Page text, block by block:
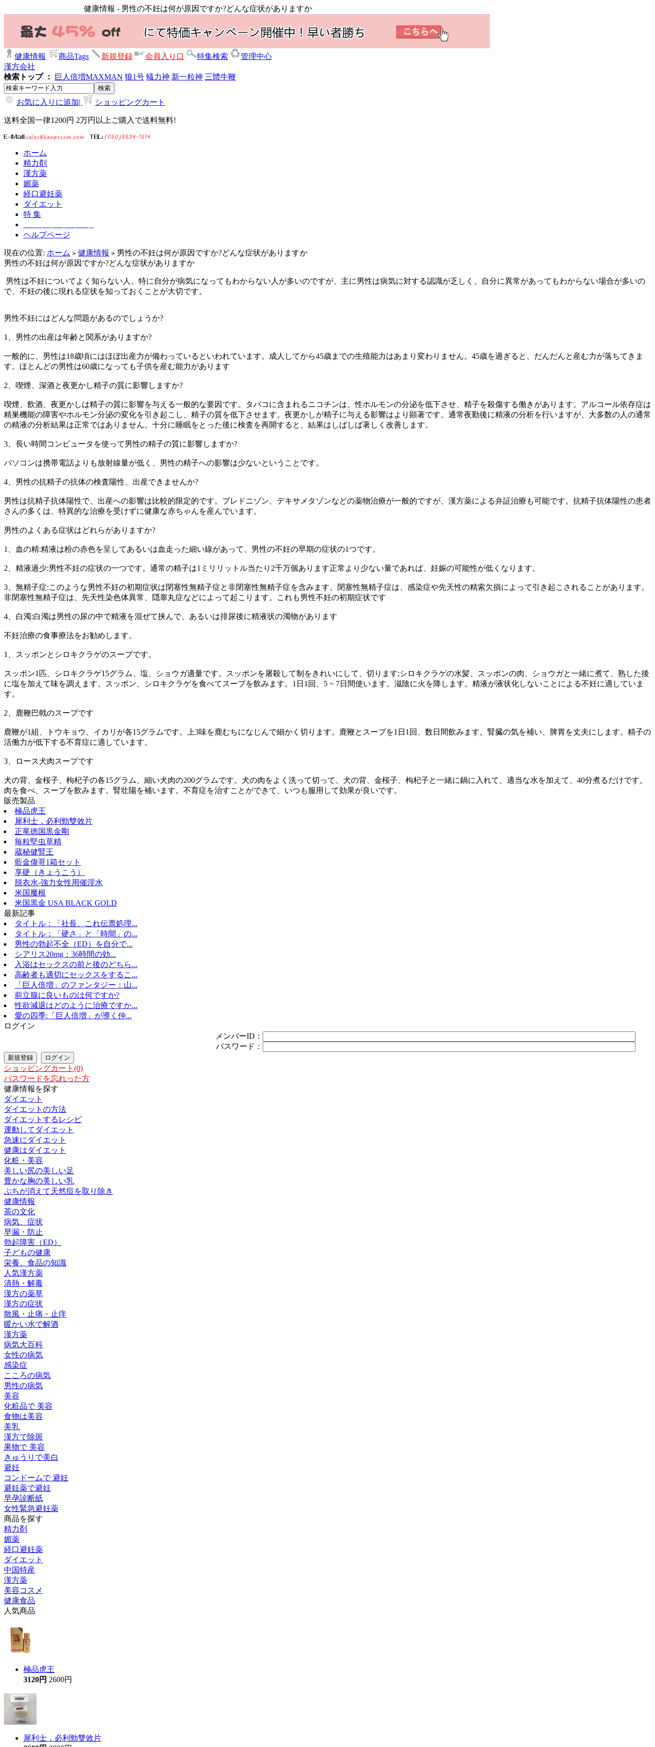
健康情報 - 男性の不妊は何が原因ですか?どんな症状がありますか
健康情報 商品Tags 新規登録 会員入り口 特集検索
管理中心
漢方会社
検索トップ ：
巨人倍増MAXMAN 狼1号 蟻力神 新一粒神 三體牛鞭
お気に入りに追加| ショッピングカート
送料全国一律1200円 2万円以上ご購入で送料無料!
ホーム
精力剤
漢方薬
媚薬
経口避妊薬
ダイエット
特 集
ヘルプページ
現在の位置: ホーム > 健康情報 > 男性の不妊は何が原因ですか?どんな症状がありますか
男性の不妊は何が原因ですか?どんな症状がありますか
男性は不妊についてよく知らない人、特に自分が病気になってもわからない人が多いのですが、主に男性は病気に対する認識が乏しく、自分に異常があってもわからない場合が多いの
で、不妊の後に現れる症状を知っておくことが大切です。
男性不妊にはどんな問題があるのでしょうか?
1、男性の出産は年齢と関系がありますか?
一般的に、男性は18歳頃にはほぼ出産力が備わっているといわれています。成人してから45歳までの生殖能力はあまり変わりません。45歳を過ぎると、だんだんと産む力が落ちてきま
す。ほとんどの男性は60歳になっても子供を産む能力があります
2、喫煙、深酒と夜更かし精子の質に影響しますか?
喫煙、飲酒、夜更かしは精子の質に影響を与える一般的な要因です。タバコに含まれるニコチンは、性ホルモンの分泌を低下させ、精子を殺傷する働きがあります。アルコール依存症は
精巣機能の障害やホルモン分泌の変化を引き起こし、精子の質を低下させます。夜更かしが精子に与える影響はより顕著です。通常夜勤後に精液の分析を行いますが、大多数の人の通常
の精液の分析結果は正常ではありません。十分に睡眠をとった後に検査を再開すると、結果はしばしば著しく改善します。
3、長い時間コンピュータを使って男性の精子の質に影響しますか?
パソコンは携帯電話よりも放射線量が低く、男性の精子への影響は少ないということです。
4、男性の抗精子の抗体の検査陽性、出産できませんか?
男性は抗精子抗体陽性で、出産への影響は比較的限定的です。プレドニゾン、デキサメタゾンなどの薬物治療が一般的ですが、漢方薬による弁証治療も可能です。抗精子抗体陽性の患者
さんの多くは、特異的な治療を受けずに健康な赤ちゃんを産んでいます。
男性のよくある症状はどれらがありますか?
1、血の精:精液は粉の赤色を呈してあるいは血走った細い線があって、男性の不妊の早期の症状の1つです。
2、精液過少:男性不妊の症状の一つです。通常の精子は1ミリリットル当たり2千万個あります正常より少ない量であれば、妊娠の可能性が低くなります。
3、無精子症:このような男性不妊の初期症状は閉塞性無精子症と非閉塞性無精子症を含みます。閉塞性無精子症は、感染症や先天性の精索欠損によって引き起こされることがあります。
非閉塞性無精子症は、先天性染色体異常、隠睾丸症などによって起こります。これも男性不妊の初期症状です
4、白濁:白濁は男性の尿の中で精液を混ぜて挟んで、あるいは排尿後に精液状の濁物があります
不妊治療の食事療法をお勧めします。
1、スッポンとシロキクラゲのスープです。
スッポン1匹、シロキクラゲ15グラム、塩、ショウガ適量です。スッポンを屠殺して制をきれいにして、切ります;シロキクラゲの水髪、スッポンの肉、ショウガと一緒に煮て、熟した後
に塩を加えて味を調えます。スッポン、シロキクラゲを食べてスープを飲みます。1日1回、5 ~ 7日間使います。滋陰に火を降します。精液が液状化しないことによる不妊に適していま
す。
2、鹿鞭巴戟のスープです
鹿鞭が1組、トウキョウ、イカリが各15グラムです。上3味を鹿むちになじんで細かく切ります。鹿鞭とスープを1日1回、数日間飲みます。腎臓の気を補い、脾胃を丈夫にします。精子の
活働力が低下する不育症に適しています。
3、ロース犬肉スープです
犬の背、金桜子、枸杞子の各15グラム、細い犬肉の200グラムです。犬の肉をよく洗って切って、犬の背、金桜子、枸杞子と一緒に鍋に入れて、適当な水を加えて、40分煮るだけです。
肉を食べ、スープを飲みます。腎壮陽を補います。不育症を治すことができて、いつも服用して効果が良いです。
販売製品
極品虎王
犀利士，必利勁雙效片
正竜徳国黒金剛
毎粒堅虫草精
蔵秘健腎王
藍金偉哥1箱セット
享硬（きょうこう）
脱衣水-強力女性用催淫水
米国魔根
米国黒金 USA BLACK GOLD
最新記事
タイトル：「社長、これ伝票処理...
タイトル：「硬さ」と「時間」の...
男性の勃起不全（ED）を自分で...
シアリス20mg：36時間の効...
入浴はセックスの前と後のどちら...
高齢者も適切にセックスをするこ...
「巨人倍増」のファンタジー：山...
前立腺に良いものは何ですか?
性欲減退はどのように治療ですか...
愛の四季:「巨人倍増」が導く仲...
ログイン
メンバーID：
パスワード：
ショッピングカート(0)
パスワードを忘れった方
健康情報を探す
ダイエット
ダイエットの方法
ダイエットするレシピ
運動してダイエット
急速にダイエット
健康はダイエット
化粧・美容
美しい尻の美しい足
豊かな胸の美しい乳
ぶちが消えて天然痘を取り除き
健康情報
茶の文化
病気、症状
早漏・防止
勃起障害（ED）
子どもの健康
栄養、食品の知識
人気漢方薬
清熱・解毒
漢方の薬草
漢方の症状
散風・止痛・止痒
暖かい水で解酒
漢方薬
病気大百科
女性の病気
感染症
こころの病気
男性の病気
美容
化粧品で 美容
食物は美容
美乳
漢方で除斑
果物で 美容
きゅうりで美白
避妊
コンドームで 避妊
避妊薬で避妊
早孕診断紙
女性緊急避妊薬
商品を探す
精力剤
媚薬
経口避妊薬
ダイエット
中国特産
漢方薬
美容コスメ
健康食品
人気商品
極品虎王
3120円 2600円
犀利士，必利勁雙效片